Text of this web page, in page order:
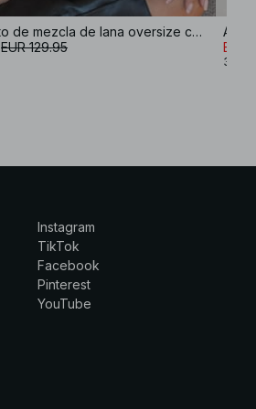
Abrigo corto de mezcla de lana oversize con detalle en las mangas
EUR 129.95
EUR
3
Instagram
TikTok
Facebook
Pinterest
YouTube